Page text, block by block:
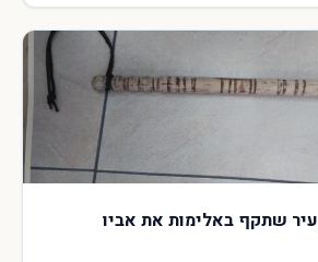
שתקף באלימות את אביו